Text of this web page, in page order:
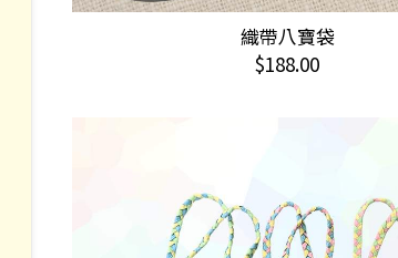
加入購物車
織帶八寶袋
$188.00